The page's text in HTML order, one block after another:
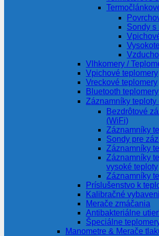
Sondy s
Vlhkomery /
Vpichové teplomery
Vreckové teplomery
Bluetooth teplomery
Záznamníky teploty
Bezdrôtové
(WiFi)
Záznamníky
Sondy pre
Záznamníky
Záznamníky
vysoké teploty
Záznamníky
Príslušenstvo k
Kalibračné
Merače zmáčania
Antibakteriálne
Špeciálne
Manometre & Merače